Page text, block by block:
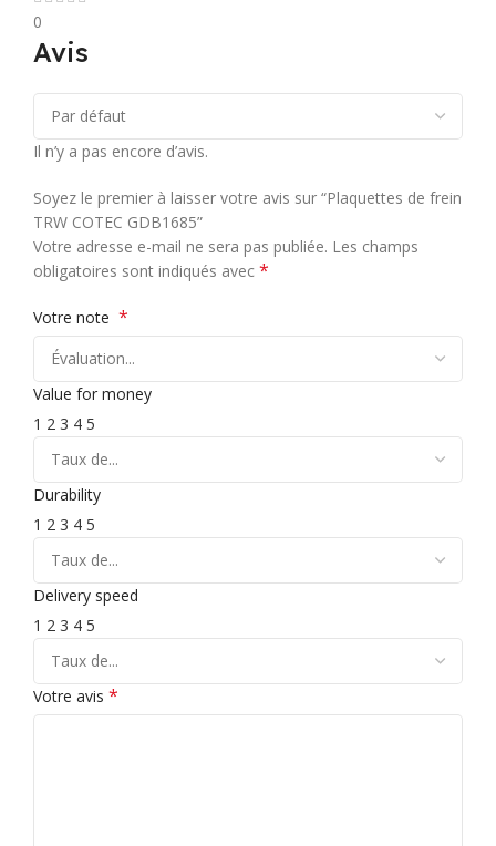
0
Avis
Il n’y a pas encore d’avis.
Soyez le premier à laisser votre avis sur “Plaquettes de frein
TRW COTEC GDB1685”
Votre adresse e-mail ne sera pas publiée. Les champs
obligatoires sont indiqués avec *
Votre note *
Value for money
1 2 3 4 5
Durability
1 2 3 4 5
Delivery speed
1 2 3 4 5
Votre avis *